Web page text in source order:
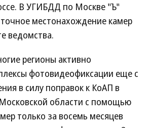
В УГИБДД по Москве "Ъ"
местонахождение камер
ведомства.
регионы активно
фотовидеофиксации еще с
в силу поправок к КоАП в
Московской области с помощью
только за восемь месяцев